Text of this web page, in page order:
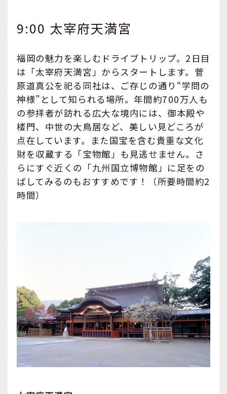
9:00 太宰府天満宮
福岡の魅力を楽しむドライブトリップ。2日目
は「太宰府天満宮」からスタートします。菅
原道真公を祀る同社は、ご存じの通り“学問の
神様”として知られる場所。年間約700万人も
の参拝者が訪れる広大な境内には、御本殿や
楼門、中世の大鳥居など、美しい見どころが
点在しています。また国宝を含む貴重な文化
財を収蔵する「宝物館」も見逃せません。さ
らにすぐ近くの「九州国立博物館」に足をの
ばしてみるのもおすすめです！（所要時間約2
時間）